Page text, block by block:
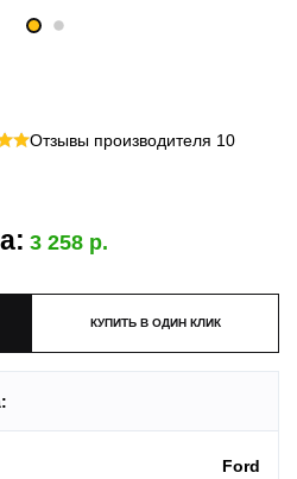
в том числе переводы и СПБ.
до момента отгрузки в ТК.
Москва, ул. Привольная д 2,
Отзывы производителя 10
3 258
КУПИТЬ В ОДИН КЛИК
Ford